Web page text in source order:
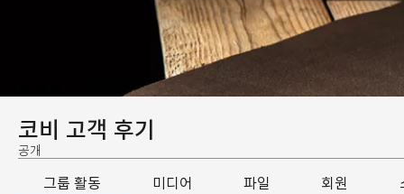
코비 고객 후기
공개
그룹 활동 미디어 파일 회원